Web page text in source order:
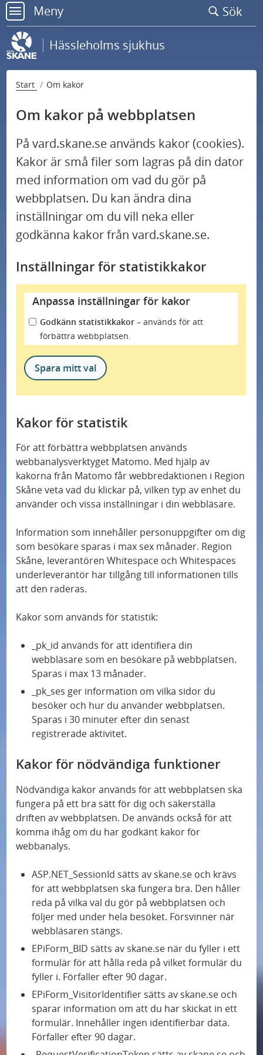
Gå
till
sidans
innehåll
Meny
Sök
meny
Hässleholms sjukhus
Start Om kakor
Om kakor på webbplatsen
På vard.skane.se används kakor (cookies).
Kakor är små filer som lagras på din dator
med information om vad du gör på
webbplatsen. Du kan ändra dina
inställningar om du vill neka eller
godkänna kakor från vard.skane.se.
Inställningar för statistikkakor
Anpassa inställningar för kakor
Godkänn statistikkakor – används för att
förbättra webbplatsen.
Spara mitt val
Kakor för statistik
För att förbättra webbplatsen används
webbanalysverktyget Matomo. Med hjälp av
kakorna från Matomo får webbredaktionen i Region
Skåne veta vad du klickar på, vilken typ av enhet du
använder och vissa inställningar i din webbläsare.
Information som innehåller personuppgifter om dig
som besökare sparas i max sex månader. Region
Skåne, leverantören Whitespace och Whitespaces
underleverantör har tillgång till informationen tills
att den raderas.
Kakor som används för statistik:
_pk_id används för att identifiera din
webbläsare som en besökare på webbplatsen.
Sparas i max 13 månader.
_pk_ses ger information om vilka sidor du
besöker och hur du använder webbplatsen.
Sparas i 30 minuter efter din senast
registrerade aktivitet.
Kakor för nödvändiga funktioner
Nödvändiga kakor används för att webbplatsen ska
fungera på ett bra sätt för dig och säkerställa
driften av webbplatsen. De används också för att
komma ihåg om du har godkänt kakor för
webbanalys.
ASP.NET_SessionId sätts av skane.se och krävs
för att webbplatsen ska fungera bra. Den håller
reda på vilka val du gör på webbplatsen och
följer med under hela besöket. Försvinner när
webbläsaren stängs.
EPiForm_BID sätts av skane.se när du fyller i ett
formulär för att hålla reda på vilket formulär du
fyller i. Förfaller efter 90 dagar.
EPiForm_VisitorIdentifier sätts av skane.se och
sparar information om att du har skickat in ett
formulär. Innehåller ingen identifierbar data.
Förfaller efter 90 dagar.